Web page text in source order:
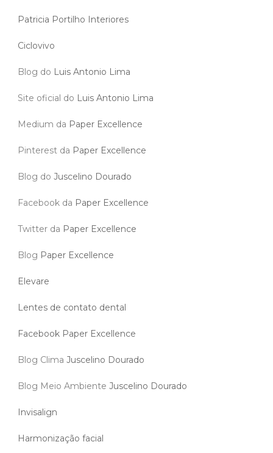
Patricia Portilho Interiores
Ciclovivo
Blog do Luis Antonio Lima
Site oficial do Luis Antonio Lima
Medium da Paper Excellence
Pinterest da Paper Excellence
Blog do Juscelino Dourado
Facebook da Paper Excellence
Twitter da Paper Excellence
Blog Paper Excellence
Elevare
Lentes de contato dental
Facebook Paper Excellence
Blog Clima Juscelino Dourado
Blog Meio Ambiente Juscelino Dourado
Invisalign
Harmonização facial